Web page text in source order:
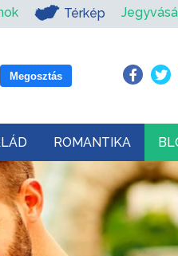
Térkép
Megosztás
ROMANTIKA